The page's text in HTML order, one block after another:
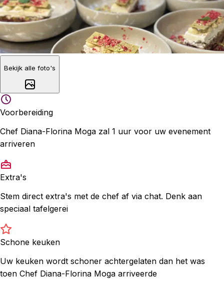
Bekijk alle foto's
Voorbereiding
Chef Diana-Florina Moga zal 1 uur voor uw evenement
arriveren
Extra's
Stem direct extra's met de chef af via chat. Denk aan
speciaal tafelgerei
Schone keuken
Uw keuken wordt schoner achtergelaten dan het was
toen Chef Diana-Florina Moga arriveerde